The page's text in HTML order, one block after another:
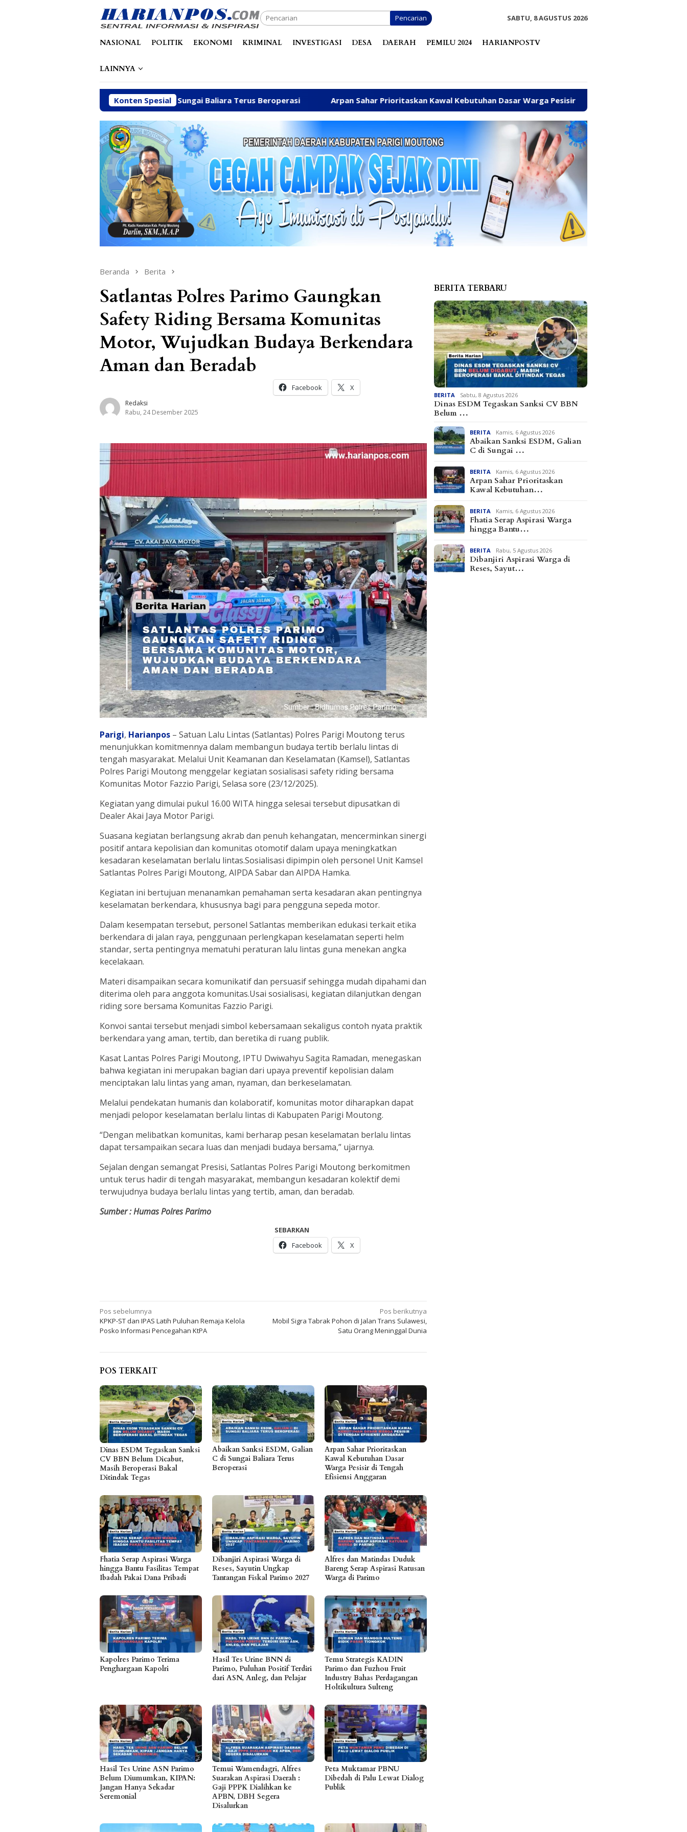
Pencarian SABTU, 8 AGUSTUS 2026
NASIONAL POLITIK EKONOMI KRIMINAL INVESTIGASI DESA DAERAH PEMILU 2024 HARIANPOSTV
LAINNYA
Konten Spesial
ESDM, Galian C di Sungai Baliara Terus Beroperasi Arpan Sahar Prioritaskan Kawal Kebutuhan Dasar Warga Pesisir di Tengah Efisiensi Anggaran
Beranda Berita
Satlantas Polres Parimo Gaungkan
Safety Riding Bersama Komunitas
Motor, Wujudkan Budaya Berkendara
Aman dan Beradab
Redaksi
Rabu, 24 Desember 2025
Facebook X
Parigi, Harianpos – Satuan Lalu Lintas (Satlantas) Polres Parigi Moutong terus
menunjukkan komitmennya dalam membangun budaya tertib berlalu lintas di
tengah masyarakat. Melalui Unit Keamanan dan Keselamatan (Kamsel), Satlantas
Polres Parigi Moutong menggelar kegiatan sosialisasi safety riding bersama
Komunitas Motor Fazzio Parigi, Selasa sore (23/12/2025).
Kegiatan yang dimulai pukul 16.00 WITA hingga selesai tersebut dipusatkan di
Dealer Akai Jaya Motor Parigi.
Suasana kegiatan berlangsung akrab dan penuh kehangatan, mencerminkan sinergi
positif antara kepolisian dan komunitas otomotif dalam upaya meningkatkan
kesadaran keselamatan berlalu lintas.Sosialisasi dipimpin oleh personel Unit Kamsel
Satlantas Polres Parigi Moutong, AIPDA Sabar dan AIPDA Hamka.
Kegiatan ini bertujuan menanamkan pemahaman serta kesadaran akan pentingnya
keselamatan berkendara, khususnya bagi para pengguna sepeda motor.
Dalam kesempatan tersebut, personel Satlantas memberikan edukasi terkait etika
berkendara di jalan raya, penggunaan perlengkapan keselamatan seperti helm
standar, serta pentingnya mematuhi peraturan lalu lintas guna menekan angka
kecelakaan.
Materi disampaikan secara komunikatif dan persuasif sehingga mudah dipahami dan
diterima oleh para anggota komunitas.Usai sosialisasi, kegiatan dilanjutkan dengan
riding sore bersama Komunitas Fazzio Parigi.
Konvoi santai tersebut menjadi simbol kebersamaan sekaligus contoh nyata praktik
berkendara yang aman, tertib, dan beretika di ruang publik.
Kasat Lantas Polres Parigi Moutong, IPTU Dwiwahyu Sagita Ramadan, menegaskan
bahwa kegiatan ini merupakan bagian dari upaya preventif kepolisian dalam
menciptakan lalu lintas yang aman, nyaman, dan berkeselamatan.
Melalui pendekatan humanis dan kolaboratif, komunitas motor diharapkan dapat
menjadi pelopor keselamatan berlalu lintas di Kabupaten Parigi Moutong.
“Dengan melibatkan komunitas, kami berharap pesan keselamatan berlalu lintas
dapat tersampaikan secara luas dan menjadi budaya bersama,” ujarnya.
Sejalan dengan semangat Presisi, Satlantas Polres Parigi Moutong berkomitmen
untuk terus hadir di tengah masyarakat, membangun kesadaran kolektif demi
terwujudnya budaya berlalu lintas yang tertib, aman, dan beradab.
Sumber : Humas Polres Parimo
SEBARKAN
Facebook
X
Navigasi
pos
Pos sebelumnya
KPKP-ST dan IPAS Latih Puluhan Remaja Kelola
Posko Informasi Pencegahan KtPA
Pos berikutnya
Mobil Sigra Tabrak Pohon di Jalan Trans Sulawesi,
Satu Orang Meninggal Dunia
POS TERKAIT
Dinas ESDM Tegaskan Sanksi
CV BBN Belum Dicabut,
Masih Beroperasi Bakal
Ditindak Tegas
Abaikan Sanksi ESDM, Galian
C di Sungai Baliara Terus
Beroperasi
Arpan Sahar Prioritaskan
Kawal Kebutuhan Dasar
Warga Pesisir di Tengah
Efisiensi Anggaran
Fhatia Serap Aspirasi Warga
hingga Bantu Fasilitas Tempat
Ibadah Pakai Dana Pribadi
Dibanjiri Aspirasi Warga di
Reses, Sayutin Ungkap
Tantangan Fiskal Parimo 2027
Alfres dan Matindas Duduk
Bareng Serap Aspirasi Ratusan
Warga di Parimo
Kapolres Parimo Terima
Penghargaan Kapolri
Hasil Tes Urine BNN di
Parimo, Puluhan Positif Terdiri
dari ASN, Anleg, dan Pelajar
Temu Strategis KADIN
Parimo dan Fuzhou Fruit
Industry Bahas Perdagangan
Holtikultura Sulteng
Hasil Tes Urine ASN Parimo
Belum Diumumkan, KIPAN:
Jangan Hanya Sekadar
Seremonial
Temui Wamendagri, Alfres
Suarakan Aspirasi Daerah :
Gaji PPPK Dialihkan ke
APBN, DBH Segera
Disalurkan
Peta Muktamar PBNU
Dibedah di Palu Lewat Dialog
Publik
BERITA TERBARU
BERITA Sabtu, 8 Agustus 2026
Dinas ESDM Tegaskan Sanksi CV BBN
Belum …
BERITA Kamis, 6 Agustus 2026
Abaikan Sanksi ESDM, Galian
C di Sungai …
BERITA Kamis, 6 Agustus 2026
Arpan Sahar Prioritaskan
Kawal Kebutuhan…
BERITA Kamis, 6 Agustus 2026
Fhatia Serap Aspirasi Warga
hingga Bantu…
BERITA Rabu, 5 Agustus 2026
Dibanjiri Aspirasi Warga di
Reses, Sayut…